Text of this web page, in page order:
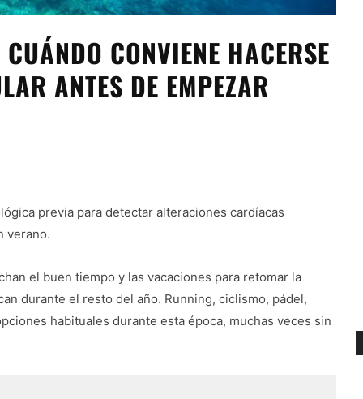
CONVIENE HACERSE
ANTES DE EMPEZAR
previa para detectar alteraciones cardíacas
verano.
el buen tiempo y las vacaciones para retomar la
durante el resto del año. Running, ciclismo, pádel,
habituales durante esta época, muchas veces sin